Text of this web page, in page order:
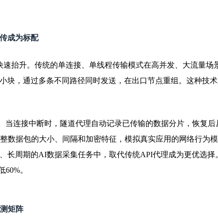
成为标配
抬升。传统的单连接、单线程传输模式在高并发、大流量
块，通过多条不同路径同时发送，在出口节点重组。这种技
当连接中断时，隧道代理自动记录已传输的数据分片，恢复
数据包的大小、间隔和加密特征，模拟真实应用的网络行为
长周期的AI数据采集任务中，取代传统API代理成为更优选
。
矩阵